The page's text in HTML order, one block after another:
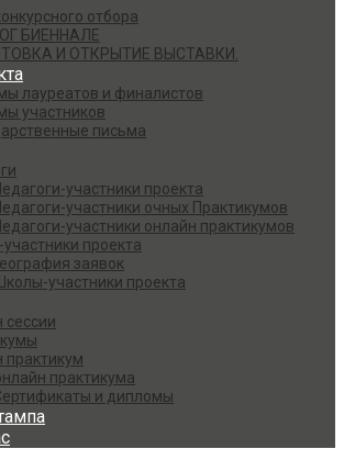
отбора
БИЕННАЛЕ
И ОТКРЫТИЕ ВЫСТАВКИ.
лауреатов и финалистов
участников
письма
участники проекта
участники очных Практикумов
участники онлайн практикумов
участники проекта
заявок
Школы-участники проекта
сессии
практикум
практикума
и дипломы